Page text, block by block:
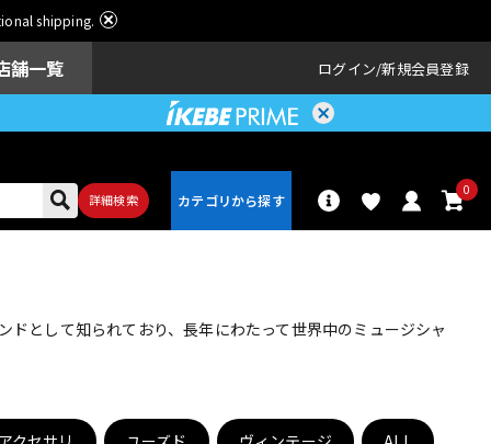
shipping.
舗一覧 ログイン 新規会員登録
詳細検索
0
ン
アンプ エフェクター
として知られており、長年にわたって世界中のミュージシャ